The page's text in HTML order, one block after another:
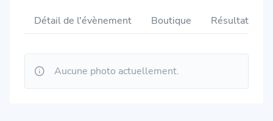
Détail de l'évènement Boutique Résultats
Aucune photo actuellement.